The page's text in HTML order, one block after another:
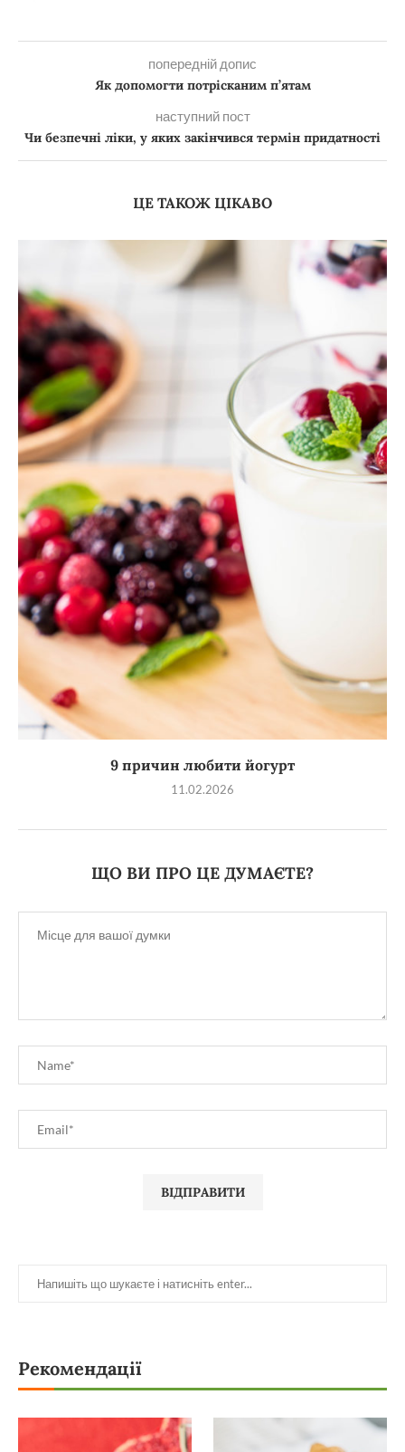
попередній допис
Як допомогти потрісканим п’ятам
наступний пост
Чи безпечні ліки, у яких закінчився термін придатності
ЦЕ ТАКОЖ ЦІКАВО
9 причин любити йогурт
11.02.2026
ЩО ВИ ПРО ЦЕ ДУМАЄТЕ?
Рекомендації